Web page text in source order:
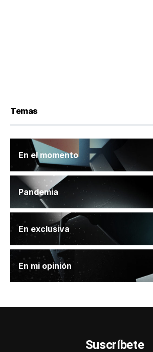
Temas
En el momento
Pandemia
En exclusiva
En mi opinión
Suscríbete